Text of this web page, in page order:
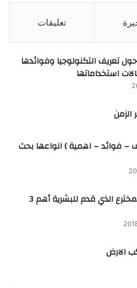
تعليقات
تعريف التكنولوجيا وفوائدها
استخداماتها
– فوائد – اهمية ) انواعها بحث
نيكولا تسلا المخترع الذي قدم للبشرية أهم 3
الارض